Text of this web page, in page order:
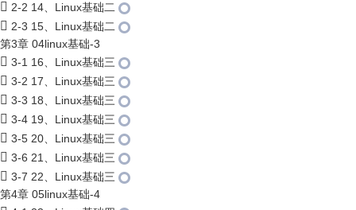
2-2 14、Linux基础二
2-3 15、Linux基础二
第3章 04linux基础-3
3-1 16、Linux基础三
3-2 17、Linux基础三
3-3 18、Linux基础三
3-4 19、Linux基础三
3-5 20、Linux基础三
3-6 21、Linux基础三
3-7 22、Linux基础三
第4章 05linux基础-4